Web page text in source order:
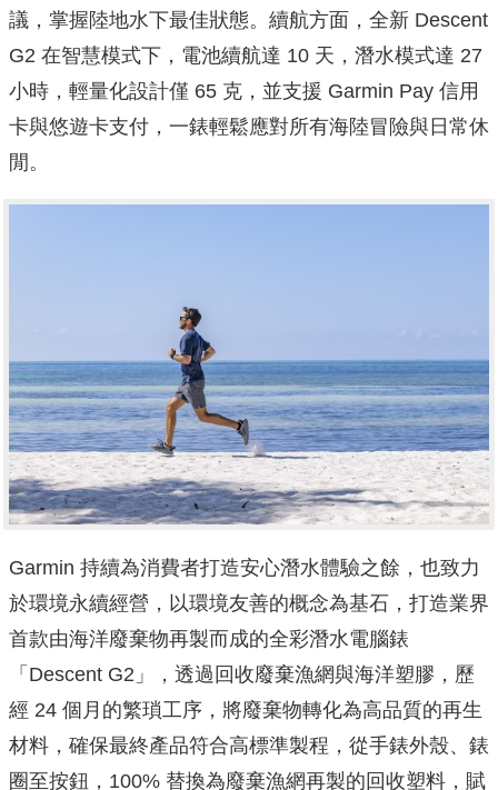
G2 在智慧模式下，電池續航達 10 天，潛水模式達 27
小時，輕量化設計僅 65 克，並支援 Garmin Pay 信用
卡與悠遊卡支付，一錶輕鬆應對所有海陸冒險與日常休
閒。
於環境永續經營，以環境友善的概念為基石，打造業界
首款由海洋廢棄物再製而成的全彩潛水電腦錶
「Descent G2」，透過回收廢棄漁網與海洋塑膠，歷
經 24 個月的繁瑣工序，將廢棄物轉化為高品質的再生
材料，確保最終產品符合高標準製程，從手錶外殼、錶
圈至按鈕，100% 替換為廢棄漁網再製的回收塑料，賦
予危害海洋的廢棄物全新生命，打造環保永續產品。期